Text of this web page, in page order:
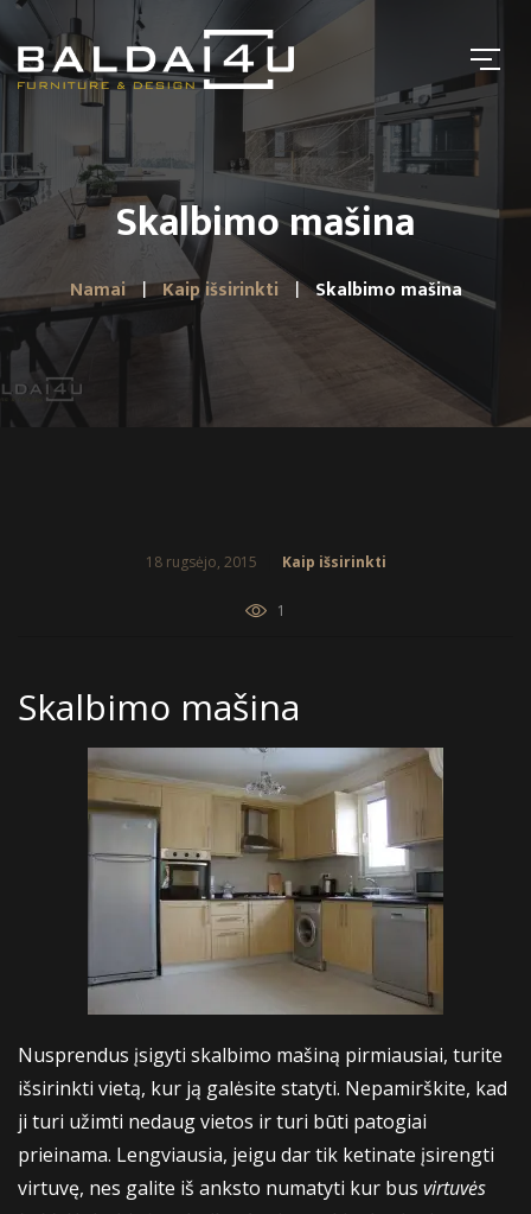
Skalbimo mašina
Namai Kaip išsirinkti Skalbimo mašina
18 rugsėjo, 2015 Kaip išsirinkti
1
Skalbimo mašina
Nusprendus įsigyti skalbimo mašiną pirmiausiai, turite
išsirinkti vietą, kur ją galėsite statyti. Nepamirškite, kad
ji turi užimti nedaug vietos ir turi būti patogiai
prieinama. Lengviausia, jeigu dar tik ketinate įsirengti
virtuvę, nes galite iš anksto numatyti kur bus virtuvės